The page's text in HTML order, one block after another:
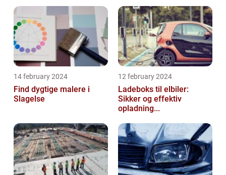
14 february 2024
Find dygtige malere i
Slagelse
12 february 2024
Ladeboks til elbiler:
Sikker og effektiv
opladning...